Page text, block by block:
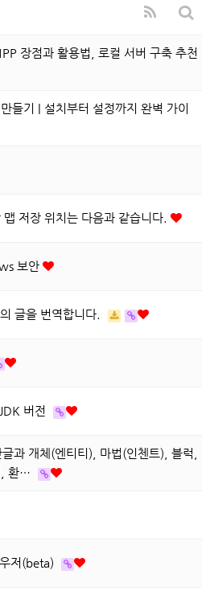
장점과 활용법, 로컬 서버 구축 추천
들기 | 설치부터 설정까지 완벽 가이
저장 위치는 다음과 같습니다.
보안
글을 번역합니다.
버전
과 개체(엔티티), 마법(인첸트), 블럭,
, 환…
저(beta)